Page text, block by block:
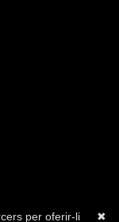
✖
per oferir-li